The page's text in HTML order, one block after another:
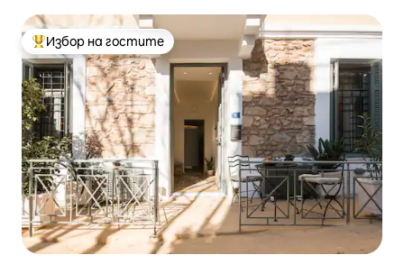
Най-популярен избор на гостите
Избор на гостите